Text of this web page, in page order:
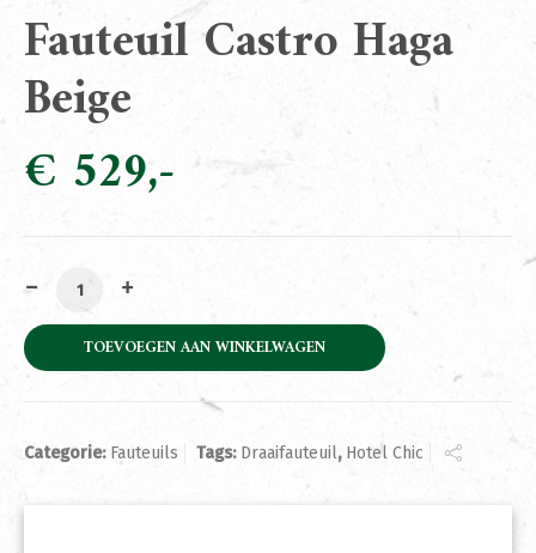
Fauteuil Castro Haga
Beige
€ 529
Fauteuil Castro Haga Beige aantal
TOEVOEGEN AAN WINKELWAGEN
Categorie: Fauteuils Tags: Draaifauteuil, Hotel Chic